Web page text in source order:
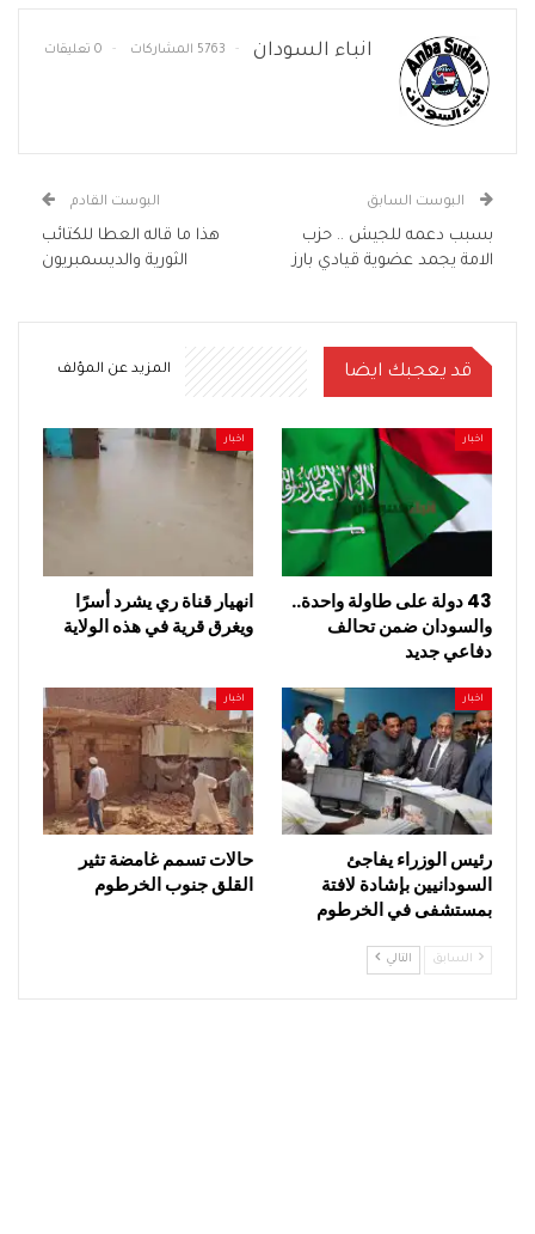
انباء السودان 5763 المشاركات 0 تعليقات
البوست السابق
بسبب دعمه للجيش .. حزب
الامة يجمد عضوية قيادي بارز
البوست القادم
هذا ما قاله العطا للكتائب
الثورية والديسمبريون
قد يعجبك ايضا المزيد عن المؤلف
اخبار
43 دولة على طاولة واحدة..
والسودان ضمن تحالف
دفاعي جديد
اخبار
انهيار قناة ري يشرد أسرًا
ويغرق قرية في هذه الولاية
اخبار
رئيس الوزراء يفاجئ
السودانيين بإشادة لافتة
بمستشفى في الخرطوم
اخبار
حالات تسمم غامضة تثير
القلق جنوب الخرطوم
السابق التالي